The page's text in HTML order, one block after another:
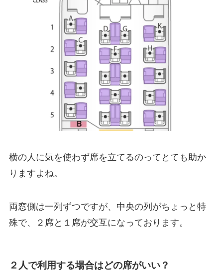
横の人に気を使わず席を立てるのってとても助か
りますよね。
両窓側は一列ずつですが、中央の列がちょっと特
殊で、２席と１席が交互になっております。
２人で利用する場合はどの席がいい？